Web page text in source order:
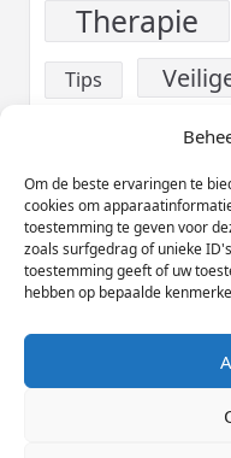
Om de beste ervaringen te
cookies om
toestemming te geven voor
zoals surfgedrag of unieke
toestemming geeft of uw
hebben op bepaalde
Therapie
Tips
verslaving
Welzijn
Zelfzorg